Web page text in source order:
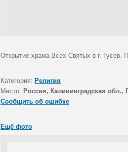
Открытие храма Всех Святых в г. Гусев.
Категория: Религия
Место: Россия, Калининградская обл.,
Сообщить об ошибке
Ещё фото